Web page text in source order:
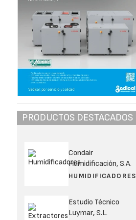
PRODUCTOS DESTACADOS
Condair
Humidificación, S.A.
HUMIDIFICADORES
Estudio Técnico
Luymar, S.L.